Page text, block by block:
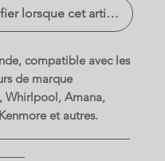
lorsque cet article est
compatible avec les
de marque
Whirlpool, Amana,
et autres.